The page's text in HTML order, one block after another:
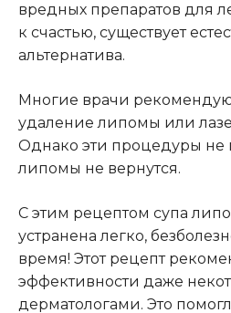
вредных препаратов для
к счастью, существует
альтернатива.
Многие врачи
удаление липомы или
Однако эти процедуры не
липомы не вернутся.
С этим рецептом супа
устранена легко,
время! Этот рецепт
эффективности даже
дерматологами. Это